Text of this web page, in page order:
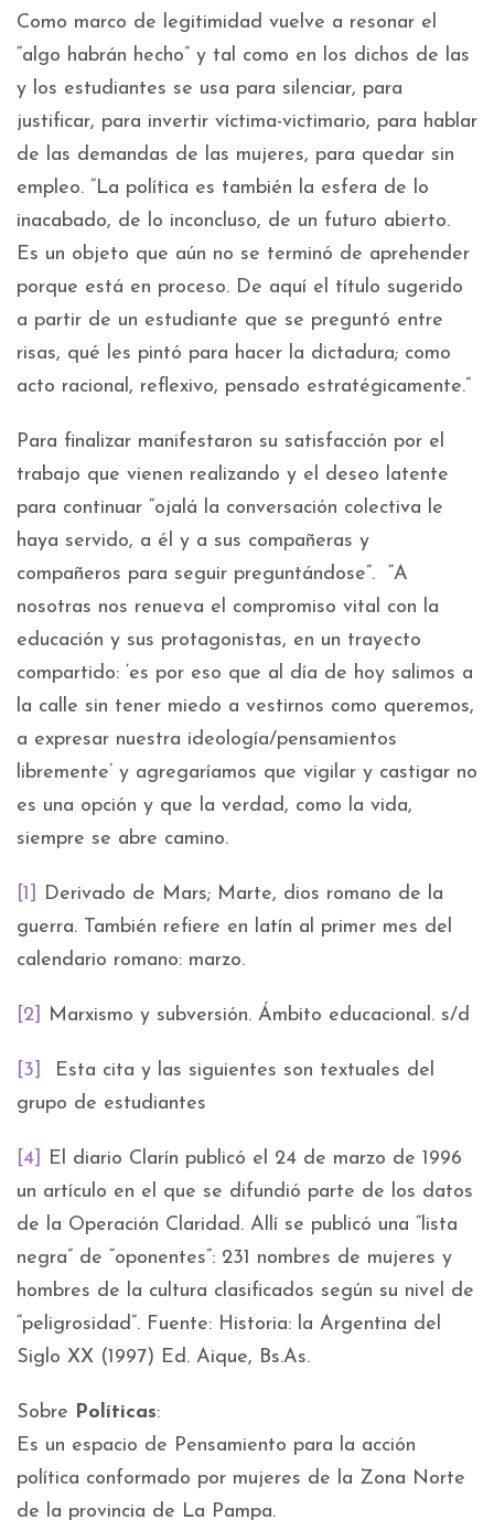
Como marco de legitimidad vuelve a resonar el
“algo habrán hecho” y tal como en los dichos de las
y los estudiantes se usa para silenciar, para
justificar, para invertir víctima-victimario, para hablar
de las demandas de las mujeres, para quedar sin
empleo. “La política es también la esfera de lo
inacabado, de lo inconcluso, de un futuro abierto.
Es un objeto que aún no se terminó de aprehender
porque está en proceso. De aquí el título sugerido
a partir de un estudiante que se preguntó entre
risas, qué les pintó para hacer la dictadura; como
acto racional, reflexivo, pensado estratégicamente.”
Para finalizar manifestaron su satisfacción por el
trabajo que vienen realizando y el deseo latente
para continuar “ojalá la conversación colectiva le
haya servido, a él y a sus compañeras y
compañeros para seguir preguntándose”. “A
nosotras nos renueva el compromiso vital con la
educación y sus protagonistas, en un trayecto
compartido: ‘es por eso que al día de hoy salimos a
la calle sin tener miedo a vestirnos como queremos,
a expresar nuestra ideología/pensamientos
libremente’ y agregaríamos que vigilar y castigar no
es una opción y que la verdad, como la vida,
siempre se abre camino.
[1]
Derivado de Mars; Marte, dios romano de la
guerra. También refiere en latín al primer mes del
calendario romano: marzo.
[2] Marxismo y subversión. Ámbito educacional. s/d
[3]
Esta cita y las siguientes son textuales del
grupo de estudiantes
[4]
El diario Clarín publicó el 24 de marzo de 1996
un artículo en el que se difundió parte de los datos
de la Operación Claridad. Allí se publicó una “lista
negra” de “oponentes”: 231 nombres de mujeres y
hombres de la cultura clasificados según su nivel de
“peligrosidad”. Fuente: Historia: la Argentina del
Siglo XX (1997) Ed. Aique, Bs.As.
Sobre Políticas:
Es un espacio de Pensamiento para la acción
política conformado por mujeres de la Zona Norte
de la provincia de La Pampa.